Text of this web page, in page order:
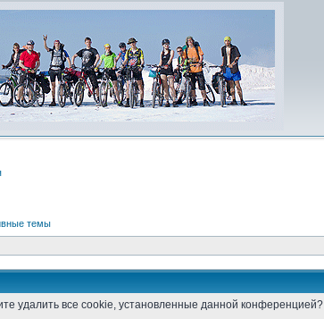
темы
удалить все cookie, установленные данной конференцией?